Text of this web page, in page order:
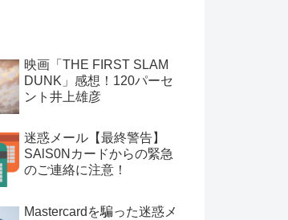
映画「THE FIRST SLAM
DUNK」感想！120パーセ
ント井上雄彦
迷惑メール【最終警告】
SAlS0Nカードからの緊急
のご連絡に注意！
Mastercardを騙った迷惑メ